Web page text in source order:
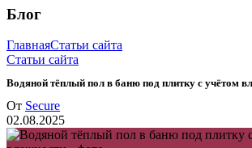
Блог
ГлавнаяСтатьи сайта
Статьи сайта
Водяной тёплый пол в баню под плитку с учётом
От Secure
02.08.2025